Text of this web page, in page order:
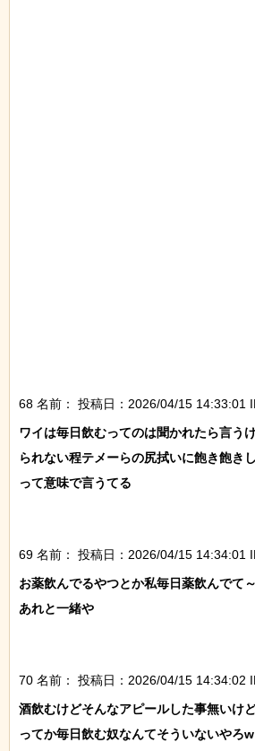
68 名前：
投稿日：2026/04/15 14:33:01
ワイは毎日飲むってのは聞かれたら言う
られない程テメーらの尻拭いに飽き飽き
って意味で言うてる
69 名前：
投稿日：2026/04/15 14:34:01
お薬飲んでるやつとか私毎日薬飲んでて
あれと一緒や
70 名前：
投稿日：2026/04/15 14:34:02
酒飲むけどそんなアピールした事無いけ
ってか毎日飲む奴なんてそういないやろw